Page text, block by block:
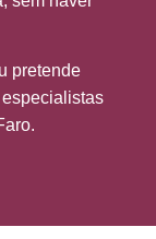
pretende